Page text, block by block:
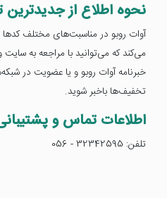
نحوه اطلاع از
آوات روبو در مناسبت‌های مختلف
می‌کند که می‌توانید با مراجعه به
خبرنامه آوات روبو و یا عضویت در
تخفیف‌ها باخبر شوید.
اطلاعات تماس و
تلفن: 32342595 - 056